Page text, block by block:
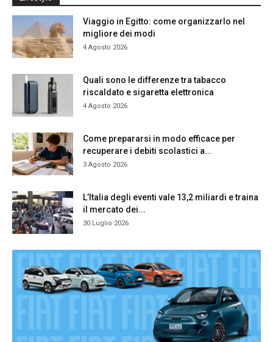
Viaggio in Egitto: come organizzarlo nel
migliore dei modi
4 Agosto 2026
Quali sono le differenze tra tabacco
riscaldato e sigaretta elettronica
4 Agosto 2026
Come prepararsi in modo efficace per
recuperare i debiti scolastici a...
3 Agosto 2026
L’Italia degli eventi vale 13,2 miliardi e traina
il mercato dei...
30 Luglio 2026